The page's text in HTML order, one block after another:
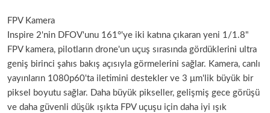
FPV Kamera
Inspire 2'nin DFOV'unu 161°'ye iki katına çıkaran yeni 1/1.8"
FPV kamera, pilotların drone'un uçuş sırasında gördüklerini ultra
geniş birinci şahıs bakış açısıyla görmelerini sağlar. Kamera, canlı
yayınların 1080p60'ta iletimini destekler ve 3 μm'lik büyük bir
piksel boyutu sağlar. Daha büyük pikseller, gelişmiş gece görüşü
ve daha güvenli düşük ışıkta FPV uçuşu için daha iyi ışık